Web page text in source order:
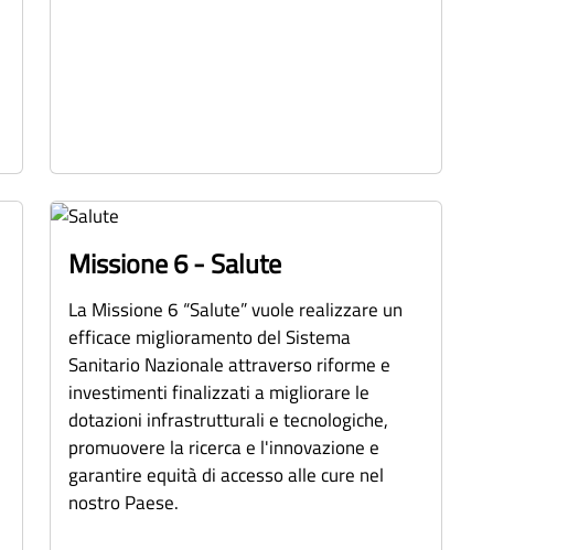
Missione 6 - Salute
La Missione 6 “Salute” vuole realizzare un
efficace miglioramento del Sistema
Sanitario Nazionale attraverso riforme e
investimenti finalizzati a migliorare le
dotazioni infrastrutturali e tecnologiche,
promuovere la ricerca e l'innovazione e
garantire equità di accesso alle cure nel
nostro Paese.